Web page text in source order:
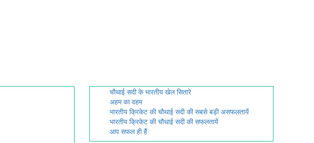
चौथाई सदी के भारतीय खेल सितारे
अहम का वहम
भारतीय क्रिकेट की चौथाई सदी की सबसे बड़ी असफलतायें
भारतीय क्रिकेट की चौथाई सदी की सफलतायें
आप सफल ही हैं